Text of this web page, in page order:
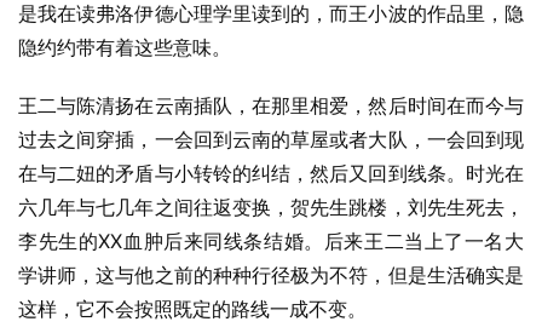
是我在读弗洛伊德心理学里读到的，而王小波的作品里，隐
隐约约带有着这些意味。
王二与陈清扬在云南插队，在那里相爱，然后时间在而今与
过去之间穿插，一会回到云南的草屋或者大队，一会回到现
在与二妞的矛盾与小转铃的纠结，然后又回到线条。时光在
六几年与七几年之间往返变换，贺先生跳楼，刘先生死去，
李先生的XX血肿后来同线条结婚。后来王二当上了一名大
学讲师，这与他之前的种种行径极为不符，但是生活确实是
这样，它不会按照既定的路线一成不变。